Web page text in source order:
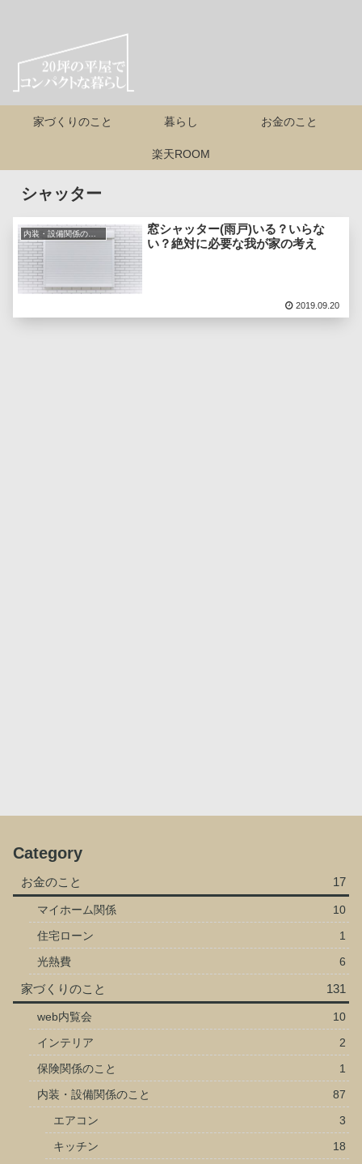
家づくりのこと 暮らし お金のこと
楽天ROOM
シャッター
内装・設備関係のこと
窓シャッター(雨戸)いる？いらな
い？絶対に必要な我が家の考え
2019.09.20
Category
お金のこと 17
マイホーム関係
10
住宅ローン
1
光熱費
6
家づくりのこと 131
web内覧会
10
インテリア
2
保険関係のこと
1
内装・設備関係のこと
87
エアコン
3
キッチン
18